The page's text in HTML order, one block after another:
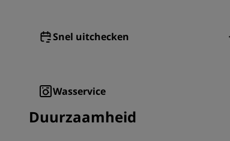
Snel uitchecken
Wasservice
Duurzaamheid